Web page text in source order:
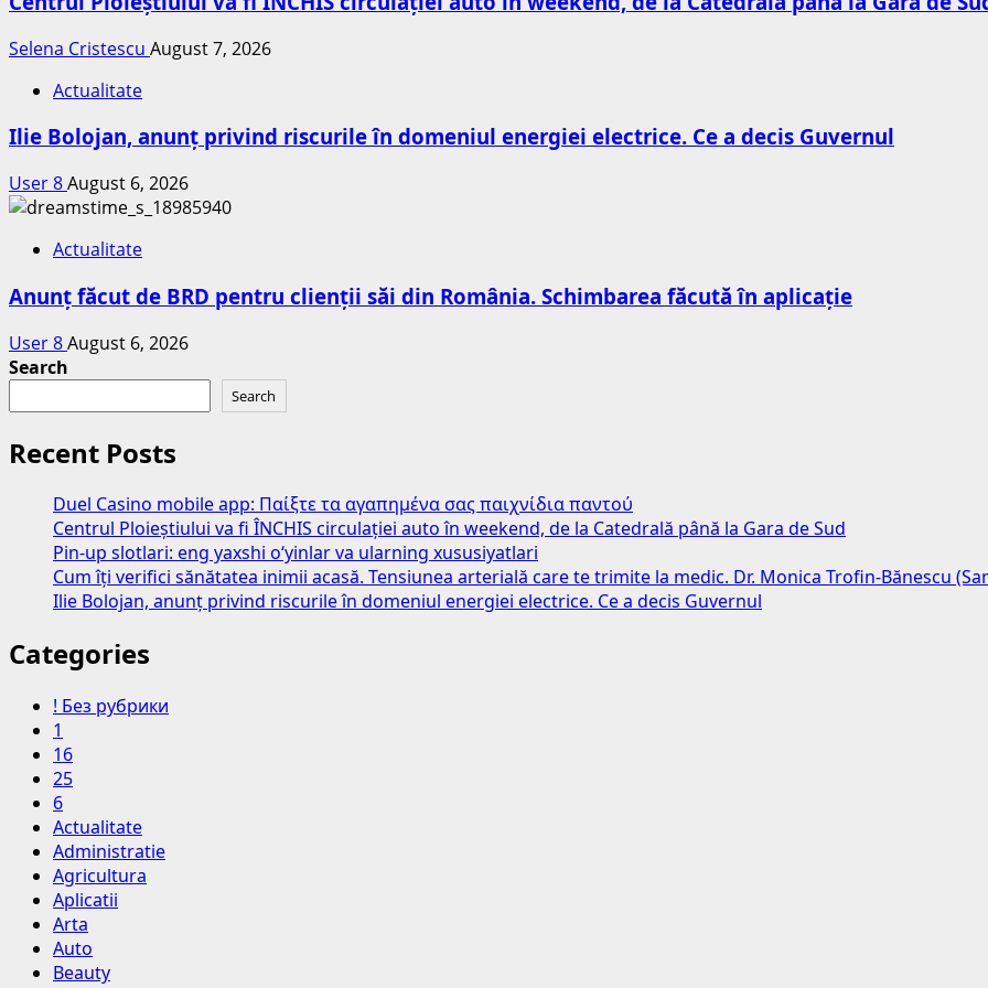
Selena Cristescu August 7, 2026
Actualitate
Ilie Bolojan, anunț privind riscurile în domeniul energiei electrice. Ce a decis Guvernul
User 8August 6, 2026
Actualitate
Anunț făcut de BRD pentru clienții săi din România. Schimbarea făcută în aplicație
User 8August 6, 2026
Search
Search
Recent Posts
Duel Casino mobile app: Παίξτε τα αγαπημένα σας παιχνίδια παντού
Centrul Ploieștiului va fi ÎNCHIS circulației auto în weekend, de la Catedrală până la Gara de Sud
Pin-up slotlari: eng yaxshi o‘yinlar va ularning xususiyatlari
Cum îți verifici sănătatea inimii acasă. Tensiunea arterială care te trimite la medic. Dr. Monica Trofin-Bănescu
Ilie Bolojan, anunț privind riscurile în domeniul energiei electrice. Ce a decis Guvernul
Categories
! Без рубрики
1
16
25
6
Actualitate
Administratie
Agricultura
Aplicatii
Arta
Auto
Beauty